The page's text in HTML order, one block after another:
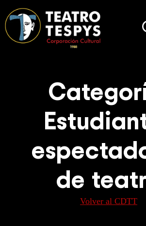
de
Volver al CDTT